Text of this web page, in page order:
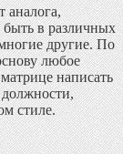
аналога,
в различных
другие. По
любое
написать
стиле.